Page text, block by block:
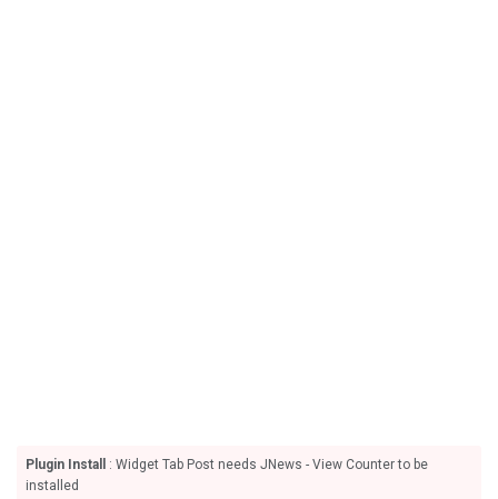
Plugin Install
: Widget Tab Post needs JNews - View Counter to be
installed